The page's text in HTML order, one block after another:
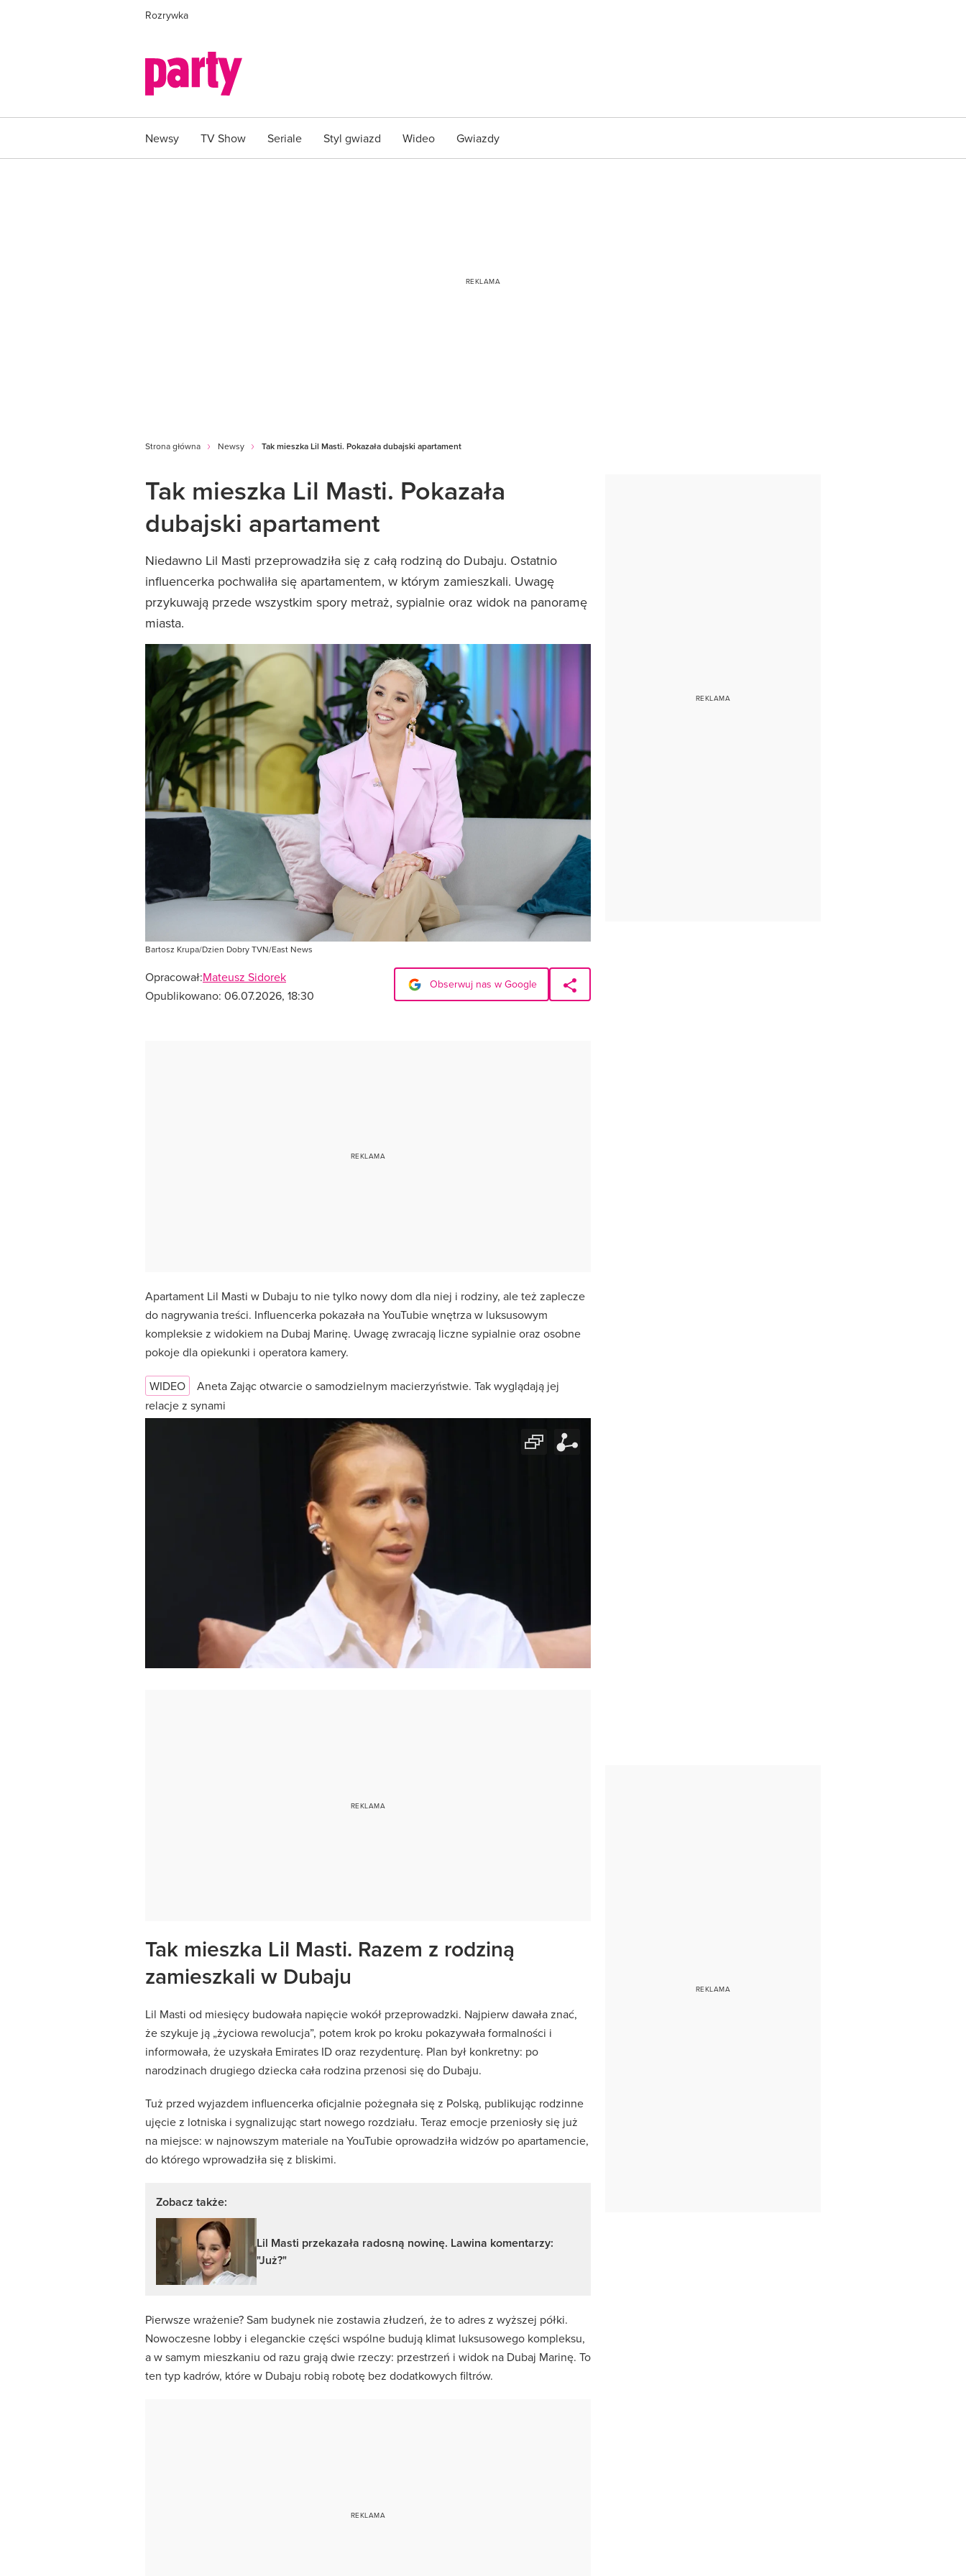
Rozrywka
Newsy TV Show Seriale Styl gwiazd Wideo Gwiazdy
Strona główna Newsy Tak mieszka Lil Masti. Pokazała dubajski apartament
Tak mieszka Lil Masti. Pokazała
dubajski apartament
Niedawno Lil Masti przeprowadziła się z całą rodziną do Dubaju. Ostatnio
influencerka pochwaliła się apartamentem, w którym zamieszkali. Uwagę
przykuwają przede wszystkim spory metraż, sypialnie oraz widok na panoramę
miasta.
Bartosz Krupa/Dzien Dobry TVN/East News
Opracował:Mateusz Sidorek
Opublikowano: 06.07.2026, 18:30
Obserwuj nas w Google
Apartament Lil Masti w Dubaju to nie tylko nowy dom dla niej i rodziny, ale też zaplecze
do nagrywania treści. Influencerka pokazała na YouTubie wnętrza w luksusowym
kompleksie z widokiem na Dubaj Marinę. Uwagę zwracają liczne sypialnie oraz osobne
pokoje dla opiekunki i operatora kamery.
WIDEO
Aneta Zając otwarcie o samodzielnym macierzyństwie. Tak wyglądają jej
relacje z synami
Tak mieszka Lil Masti. Razem z rodziną
zamieszkali w Dubaju
Lil Masti od miesięcy budowała napięcie wokół przeprowadzki. Najpierw dawała znać,
że szykuje ją „życiowa rewolucja”, potem krok po kroku pokazywała formalności i
informowała, że uzyskała Emirates ID oraz rezydenturę. Plan był konkretny: po
narodzinach drugiego dziecka cała rodzina przenosi się do Dubaju.
Tuż przed wyjazdem influencerka oficjalnie pożegnała się z Polską, publikując rodzinne
ujęcie z lotniska i sygnalizując start nowego rozdziału. Teraz emocje przeniosły się już
na miejsce: w najnowszym materiale na YouTubie oprowadziła widzów po apartamencie,
do którego wprowadziła się z bliskimi.
Zobacz także:
Lil Masti przekazała radosną nowinę. Lawina komentarzy:
"Już?"
Pierwsze wrażenie? Sam budynek nie zostawia złudzeń, że to adres z wyższej półki.
Nowoczesne lobby i eleganckie części wspólne budują klimat luksusowego kompleksu,
a w samym mieszkaniu od razu grają dwie rzeczy: przestrzeń i widok na Dubaj Marinę. To
ten typ kadrów, które w Dubaju robią robotę bez dodatkowych filtrów.